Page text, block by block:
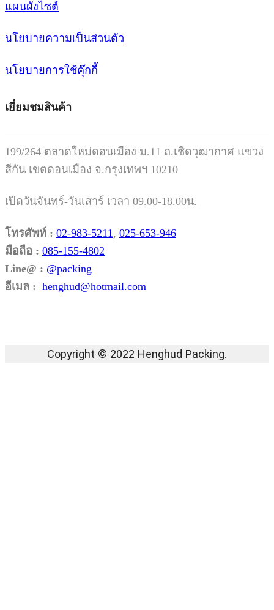
แผนผังไซต์
นโยบายความเป็นส่วนตัว
นโยบายการใช้คุ๊กกี้
เยี่ยมชมสินค้า
199/264 ตลาดใหม่ดอนเมือง ม.11 ถ.เชิดวุฒากาศ แขวง
สีกัน เขตดอนเมือง จ.กรุงเทพฯ 10210
เปิดวันจันทร์-วันเสาร์ เวลา 09.00-18.00น.
โทรศัพท์ : 02-983-5211 , 025-653-946
มือถือ : 085-155-4802
Line@ : @packing
อีเมล : henghud@hotmail.com
Copyright © 2022 Henghud Packing.